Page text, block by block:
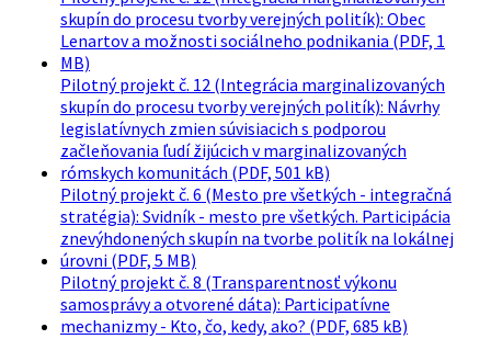
skupín do procesu tvorby verejných politík): Obec
Lenartov a možnosti sociálneho podnikania (PDF, 1
MB)
Pilotný projekt č. 12 (Integrácia marginalizovaných
skupín do procesu tvorby verejných politík): Návrhy
legislatívnych zmien súvisiacich s podporou
začleňovania ľudí žijúcich v marginalizovaných
rómskych komunitách (PDF, 501 kB)
Pilotný projekt č. 6 (Mesto pre všetkých - integračná
stratégia): Svidník - mesto pre všetkých. Participácia
znevýhdonených skupín na tvorbe politík na lokálnej
úrovni (PDF, 5 MB)
Pilotný projekt č. 8 (Transparentnosť výkonu
samosprávy a otvorené dáta): Participatívne
mechanizmy - Kto, čo, kedy, ako? (PDF, 685 kB)